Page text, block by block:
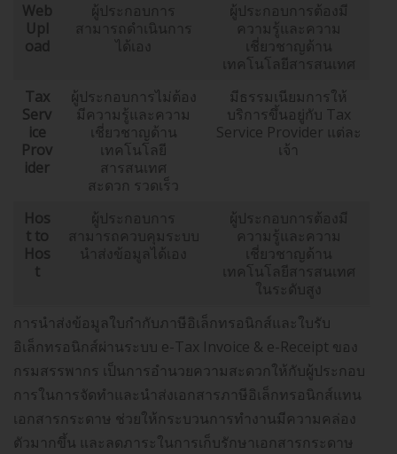
Web
Upl
oad
ผู้ประกอบการ
สามารถดำเนินการ
ได้เอง
ผู้ประกอบการต้องมี
ความรู้และความ
เชี่ยวชาญด้าน
เทคโนโลยีสารสนเทศ
Tax
Serv
ice
Prov
ider
ผู้ประกอบการไม่ต้อง
มีความรู้และความ
เชี่ยวชาญด้าน
เทคโนโลยี
สารสนเทศ
สะดวก รวดเร็ว
มีธรรมเนียมการให้
บริการขึ้นอยู่กับ Tax
Service Provider แต่ละ
เจ้า
Hos
t to
Hos
t
ผู้ประกอบการ
สามารถควบคุมระบบ
นำส่งข้อมูลได้เอง
ผู้ประกอบการต้องมี
ความรู้และความ
เชี่ยวชาญด้าน
เทคโนโลยีสารสนเทศ
ในระดับสูง
การนำส่งข้อมูลใบกำกับภาษีอิเล็กทรอนิกส์และใบรับ
อิเล็กทรอนิกส์ผ่านระบบ e-Tax Invoice & e-Receipt ของ
กรมสรรพากร เป็นการอำนวยความสะดวกให้กับผู้ประกอบ
การในการจัดทำและนำส่งเอกสารภาษีอิเล็กทรอนิกส์แทน
เอกสารกระดาษ ช่วยให้กระบวนการทำงานมีความคล่อง
ตัวมากขึ้น และลดภาระในการเก็บรักษาเอกสารกระดาษ